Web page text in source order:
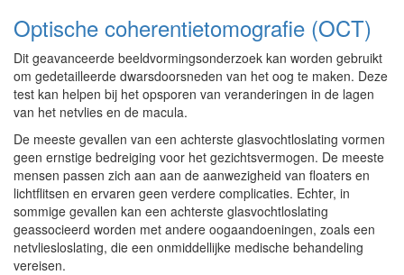
Optische coherentietomografie (OCT)
Dit geavanceerde beeldvormingsonderzoek kan worden gebruikt
om gedetailleerde dwarsdoorsneden van het oog te maken. Deze
test kan helpen bij het opsporen van veranderingen in de lagen
van het netvlies en de macula.
De meeste gevallen van een achterste glasvochtloslating vormen
geen ernstige bedreiging voor het gezichtsvermogen. De meeste
mensen passen zich aan aan de aanwezigheid van floaters en
lichtflitsen en ervaren geen verdere complicaties. Echter, in
sommige gevallen kan een achterste glasvochtloslating
geassocieerd worden met andere oogaandoeningen, zoals een
netvliesloslating, die een onmiddellijke medische behandeling
vereisen.